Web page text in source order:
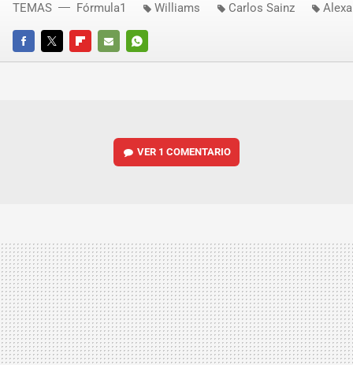
FACEBOOKTWITTERFLIPBOARD
E-
WHATSAPP
TEMAS Fórmula1 Williams Carlos Sainz
VER 1 COMENTARIO